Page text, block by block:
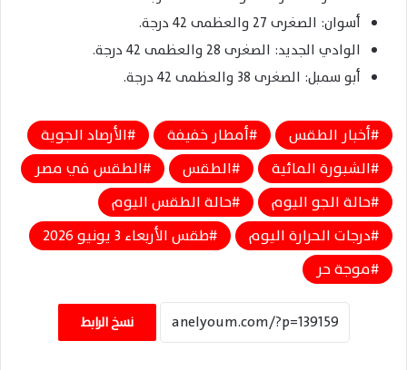
أسوان: الصغرى 27 والعظمى 42 درجة.
الوادي الجديد: الصغرى 28 والعظمى 42 درجة.
أبو سمبل: الصغرى 38 والعظمى 42 درجة.
أخبار الطقس أمطار خفيفة
الأرصاد الجوية
الشبورة المائية
الطقس
الطقس في مصر
حالة الجو اليوم
حالة الطقس اليوم
درجات الحرارة اليوم
طقس الأربعاء 3 يونيو 2026
موجة حر
نسخ الرابط